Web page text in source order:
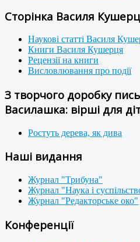
Сторінка Василя
Наукові статті Василя
Книги Василя Кушерця
Рецензії на книги
Висловлювання про події
З творчого доробку
Василашка: вірші для
Ростуть дерева, як дива
Наші видання
Журнал "Трибуна"
Журнал "Наука і
Журнал "Редакторське око"
Конференції